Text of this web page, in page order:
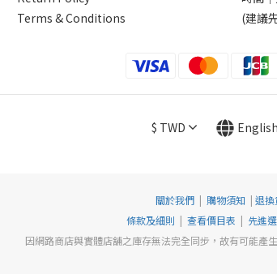
Terms & Conditions
(建議
$ TWD English
關於我們| 購物須知 | 退換
條款及細則 | 查看價目表 | 先進
因網路商店與實體店舖之庫存無法完全同步，故有可能產